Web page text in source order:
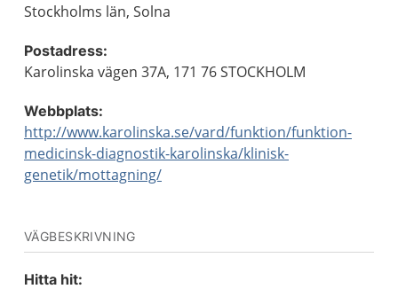
Stockholms län, Solna
Postadress:
Karolinska vägen 37A, 171 76 STOCKHOLM
Webbplats:
http://www.karolinska.se/vard/funktion/funktion-
medicinsk-diagnostik-karolinska/klinisk-
genetik/mottagning/
VÄGBESKRIVNING
Hitta hit: